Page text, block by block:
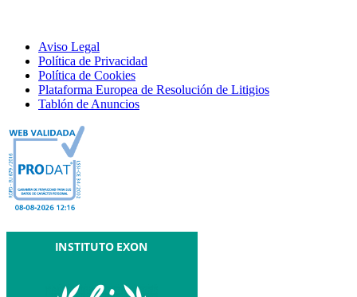
Aviso Legal
Política de Privacidad
Política de Cookies
Plataforma Europea de Resolución de Litigios
Tablón de Anuncios